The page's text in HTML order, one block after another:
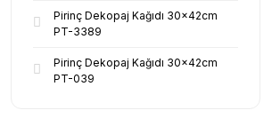
Pirinç Dekopaj Kağıdı 30x42cm
PT-3389
Pirinç Dekopaj Kağıdı 30x42cm
PT-039